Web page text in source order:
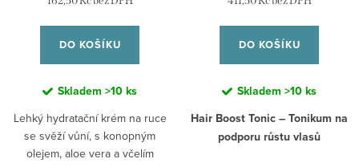
DO KOŠÍKU
Skladem >10 ks
Lehký hydratační krém na ruce
se svěží vůní, s konopným
olejem, aloe vera a včelím
DO KOŠÍKU
Skladem >10 ks
Hair Boost Tonic – Tonikum na
podporu růstu vlasů